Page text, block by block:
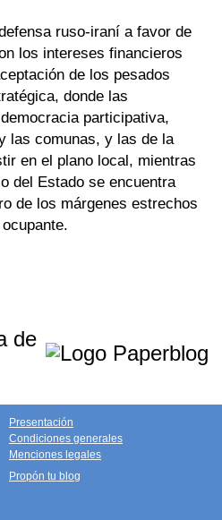
ruso-iraní a favor de
los intereses financieros
de los pesados
donde las
participativa,
las comunas, y las de la
en el plano local, mientras
del Estado se encuentra
de los márgenes estrechos
de
Presentación
Condiciones generales
Menciones legales
Propón tu blog